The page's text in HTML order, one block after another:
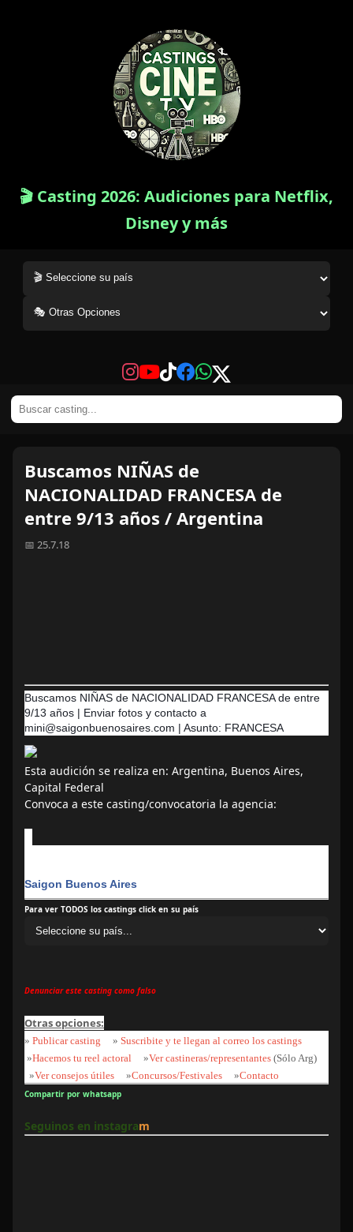
🎬 Casting 2026: Audiciones para Netflix,
Disney y más
Buscamos NIÑAS de
NACIONALIDAD FRANCESA de
entre 9/13 años / Argentina
📅 25.7.18
Buscamos NIÑAS de NACIONALIDAD FRANCESA de entre
9/13 años | Enviar fotos y contacto a
mini@saigonbuenosaires.com | Asunto: FRANCESA
Esta audición se realiza en: Argentina, Buenos Aires,
Capital Federal
Convoca a este casting/convocatoria la agencia:
Saigon Buenos Aires
Para ver TODOS los castings click en su país
Denunciar este casting como falso
Otras opciones:
» Publicar casting » Suscribite y te llegan al correo los castings
»Hacemos tu reel actoral »Ver castineras/representantes (Sólo Arg)
»Ver consejos útiles »Concursos/Festivales »Contacto
Compartir por whatsapp
Seguinos en instagram